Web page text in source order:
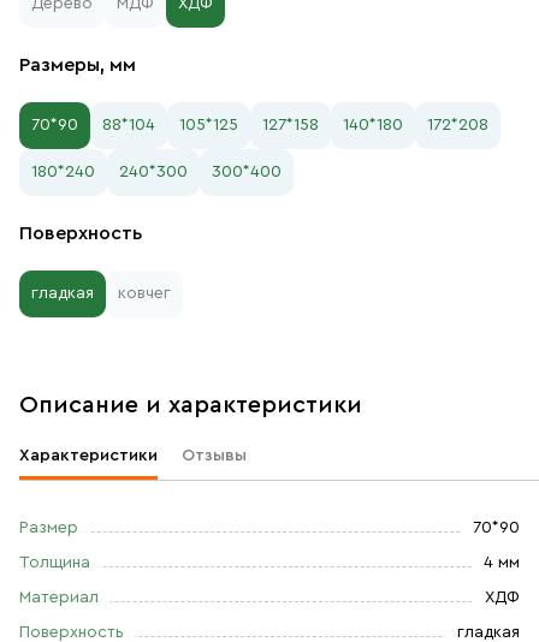
Дерево МДФ ХДФ
Размеры, мм
70*90 88*104 105*125 127*158 140*180 172*208
180*240 240*300 300*400
Поверхность
гладкая ковчег
Описание и характеристики
Характеристики Отзывы
Размер 70*90
Толщина 4 мм
Материал ХДФ
Поверхность гладкая